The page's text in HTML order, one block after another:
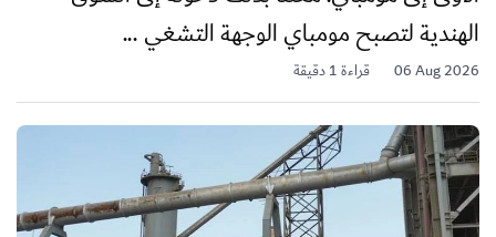
الهندية لتصبح مومباي الوجهة التشغي ...
06 Aug 2026 قراءة 1 دقيقة